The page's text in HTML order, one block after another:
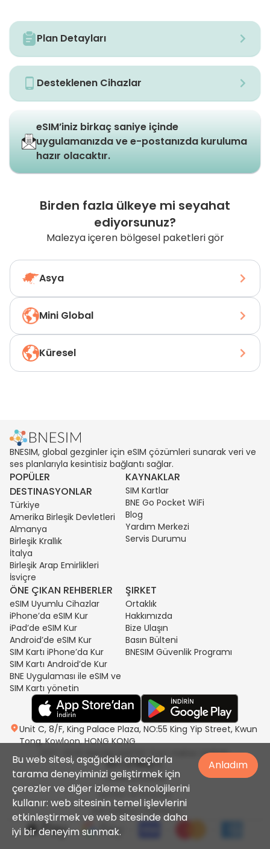
Plan Detayları
Desteklenen Cihazlar
eSIM’iniz birkaç saniye içinde
uygulamanızda ve e-postanızda kuruluma
hazır olacaktır.
Birden fazla ülkeye mi seyahat
ediyorsunuz?
Malezya içeren bölgesel paketleri gör
Asya
Mini Global
Küresel
BNESIM, global gezginler için eSIM çözümleri sunarak veri ve
ses planlarıyla kesintisiz bağlantı sağlar.
POPÜLER
DESTINASYONLAR
Türkiye
Amerika Birleşik Devletleri
Almanya
Birleşik Krallık
İtalya
Birleşik Arap Emirlikleri
İsviçre
KAYNAKLAR
SIM Kartlar
BNE Go Pocket WiFi
Blog
Yardım Merkezi
Servis Durumu
ÖNE ÇIKAN REHBERLER
eSIM Uyumlu Cihazlar
iPhone’da eSIM Kur
iPad’de eSIM Kur
Android’de eSIM Kur
SIM Kartı iPhone’da Kur
SIM Kartı Android’de Kur
BNE Uygulaması ile eSIM ve
SIM Kartı yönetin
ŞIRKET
Ortaklık
Hakkımızda
Bize Ulaşın
Basın Bülteni
BNESIM Güvenlik Programı
Unit C, 8/F, King Palace Plaza, NO:55 King Yip Street, Kwun
Tong, Kowloon, HONG KONG
2017-2026 BNESIM LIMITED Tüm Hakları Saklıdır.
Gizlilik politikası
Şartlar ve Koşullar
Adil Kullanım Politikası
Bu web sitesi, aşağıdaki amaçlarla
tarama deneyiminizi geliştirmek için
çerezler ve diğer izleme teknolojilerini
kullanır: web sitesinin temel işlevlerini
etkinleştirmek ve web sitesinde daha
iyi bir deneyim sunmak.
Anladım